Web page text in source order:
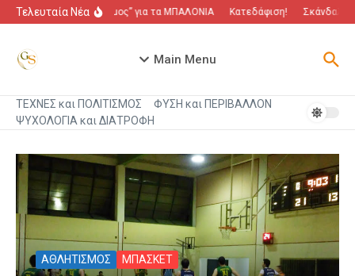
Μετάβαση στο περιεχόμενο
Τελευταία Νέα“Πόλεμος” για τα ΜΠΑΛΟΝΙΑ Κατεδάφιση! Σκάνδαλο
Main Menu
ΤΕΧΝΕΣ και ΠΟΛΙΤΙΣΜΟΣ
ΦΥΣΗ και ΠΕΡΙΒΑΛΛΟΝ
ΨΥΧΟΛΟΓΙΑ και ΔΙΑΤΡΟΦΗ
ΑΘΛΗΤΙΣΜΟΣ ΜΠΑΣΚΕΤ